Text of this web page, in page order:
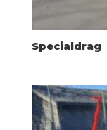
Specialdrag